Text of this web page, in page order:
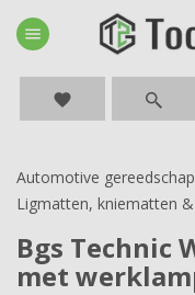
menu
favorite
Automotive
Ligmatten, kniematten
Bgs Technic
met